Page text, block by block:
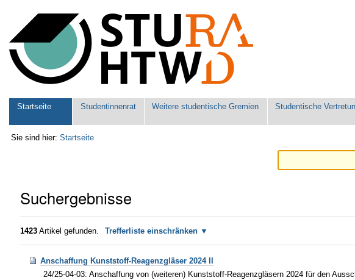
Werkzeuge
Sektionen
Startseite Studentinnenrat Weitere studentische Gremien Studentische
Sie sind hier: Startseite
Suchergebnisse
1423 Artikel gefunden. Trefferliste einschränken
Anschaffung Kunststoff-Reagenzgläser 2024 II
24/25-04-03: Anschaffung von (weiteren) Kunststoff-Reagenzgläsern 2024 für den